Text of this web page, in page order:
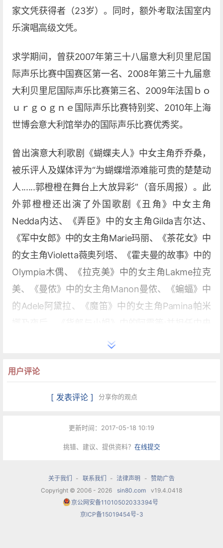
家文凭获得者（23岁）。同时，额外考取法国室内
乐演唱高级文凭。
求学期间，曾获2007年第三十八届意大利贝里尼国
际声乐比赛中国赛区第一名、2008年第三十九届意
大利贝里尼国际声乐比赛第三名、2009年法国ｂｏ
ｕｒｇｏｇｎｅ国际声乐比赛特别奖、2010年上海
世博会意大利馆举办的国际声乐比赛优秀奖。
曾出演意大利歌剧《蝴蝶夫人》中女主角乔乔桑，
被乐评人及媒体评为“为蝴蝶增添难能可贵的楚楚动
人......郭橙橙在舞台上大放异彩”（音乐周报）。此
外郭橙橙还出演了外国歌剧《丑角》中女主角
Nedda内达、《弄臣》中的女主角Gilda吉尔达、
《军中女郎》中的女主角Marie玛丽、《茶花女》中
的女主角Violetta薇奥列塔、《霍夫曼的故事》中的
Olympia木偶、《拉克美》中的女主角Lakme拉克
美、《曼侬》中的女主角Manon曼侬、《蝙蝠》中
的Adele阿黛拉、《魔笛》中的女主角Pamina帕米
歌剧院中国原创歌剧《热瓦普恋歌》、《山林之
远征难》女主角，在瓦格纳的歌剧《女武神》中饰
演Gehilde 格希尔德、《齐格弗里德》中饰演先知
河女仙Woglinde 福格琳德、《唐豪赛》中饰演男
童。并且在音乐剧《西区故事》中饰演女主角
在参与二十余部歌剧演出的同时，郭橙橙还参与了
用户评论
[ 发表评论 ] 分享你的观点
更新时间：2017-05-18 10:19
挑错、建议、提供资料？ 在线提交
关于我们 - 联系我们 - 法律声明 - 赞助广告
Copyright © 2006 - 2026
sin80.com
v19.4.0418
京公网安备11010502033394号
京ICP备15019454号-3